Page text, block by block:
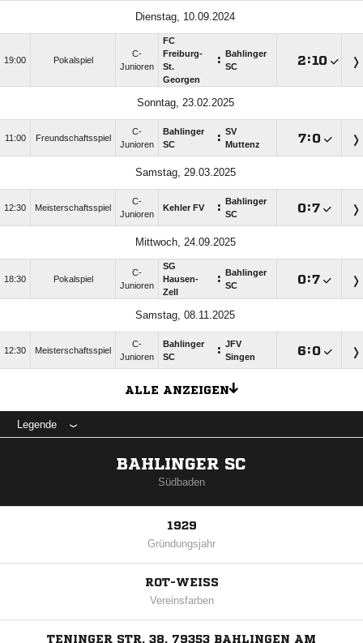
Dienstag, 10.09.2024
19:00 Pokalspiel
C-
Junioren
FC
Freiburg-
St.
Georgen
:
Bahlinger
SC
:
Sonntag, 23.02.2025
11:00 Freundschaftsspiel
C-
Junioren
Bahlinger
SC
: SV
Muttenz
:
Samstag, 29.03.2025
12:30 Meisterschaftsspiel
C-
Junioren
Kehler FV :
Bahlinger
SC
:
Mittwoch, 24.09.2025
18:30 Pokalspiel
C-
Junioren
SG
Hausen-
Zell
:
Bahlinger
SC
:
Samstag, 08.11.2025
12:30 Meisterschaftsspiel
C-
Junioren
Bahlinger
SC
: JFV
Singen
:
ALLE ANZEIGEN
Legende
BAHLINGER SC
Südbaden
1929
Gründungsjahr
ROT-WEISS
Vereinsfarben
TENINGER STR. 38, 79353 BAHLINGEN AM